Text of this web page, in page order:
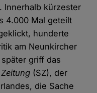
Innerhalb kürzester
4.000 Mal geteilt
hunderte
am Neunkircher
griff das
(SZ), der
die Sache